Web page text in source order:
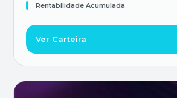
Rentabilidade Acumulada
Ver Carteira